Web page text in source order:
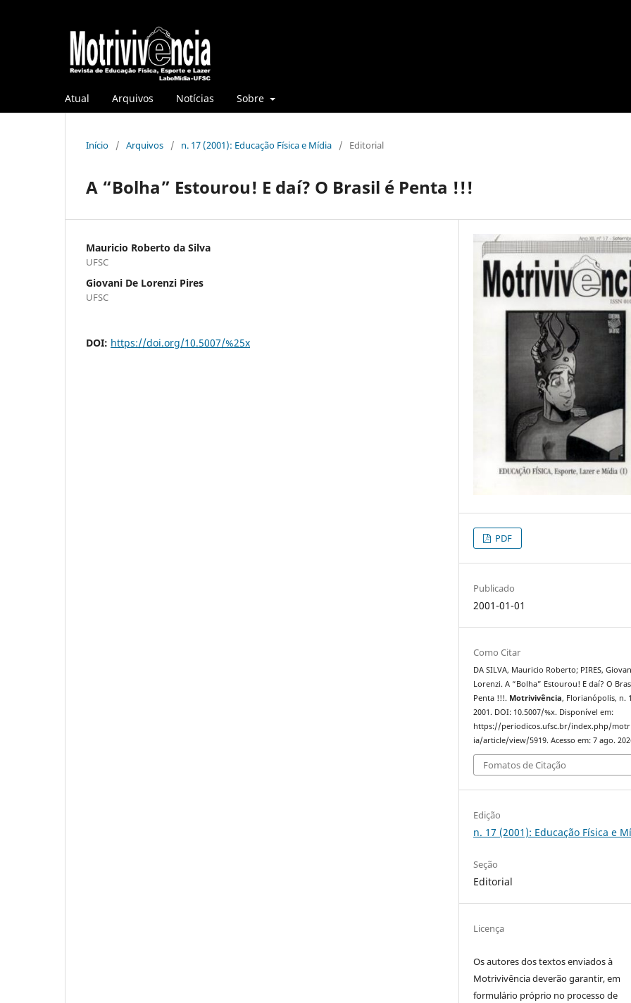
Atual Arquivos Notícias Sobre
Início / Arquivos / n. 17 (2001): Educação Física e Mídia / Editorial
A “Bolha” Estourou! E daí? O Brasil é Penta !!!
Mauricio Roberto da Silva
UFSC
Giovani De Lorenzi Pires
UFSC
DOI: https://doi.org/10.5007/%25x
PDF
Publicado
2001-01-01
Como Citar
DA SILVA, Mauricio Roberto; PIRES,
Lorenzi. A “Bolha” Estourou! E daí? O
Penta !!!. Motrivivência, Florianópolis, n.
2001. DOI: 10.5007/%x. Disponível em:
https://periodicos.ufsc.br/index.php/
ia/article/view/5919. Acesso em: 7 ago.
Fomatos de Citação
Edição
n. 17 (2001): Educação Física e
Seção
Editorial
Licença
Os autores dos textos enviados à
Motrivivência deverão garantir, em
formulário próprio no processo de